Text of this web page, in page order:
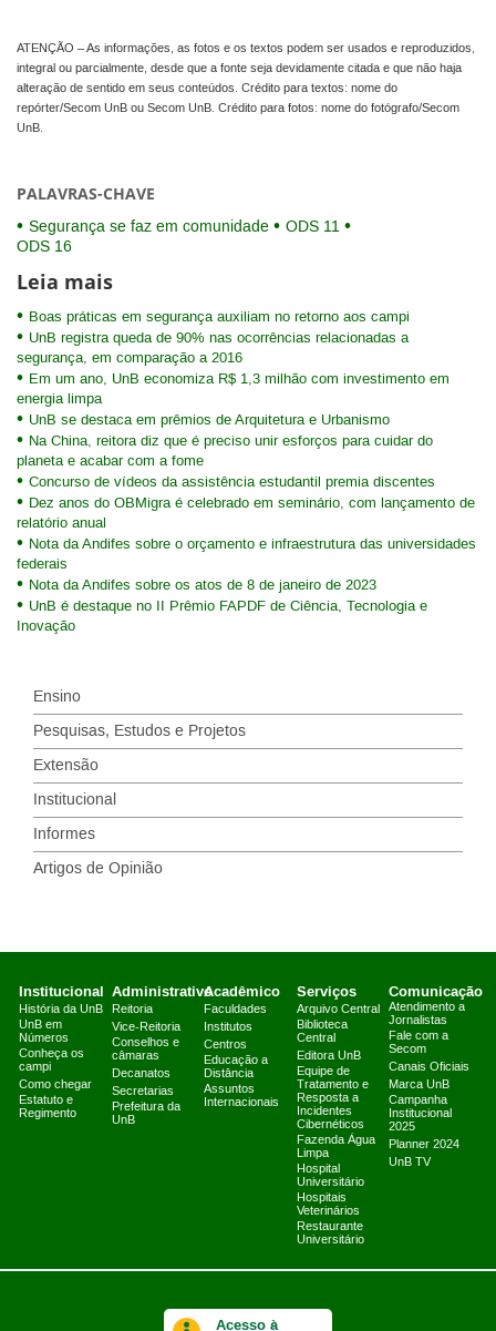
ATENÇÃO – As informações, as fotos e os textos podem ser usados e reproduzidos,
integral ou parcialmente, desde que a fonte seja devidamente citada e que não haja
alteração de sentido em seus conteúdos. Crédito para textos: nome do
repórter/Secom UnB ou Secom UnB. Crédito para fotos: nome do fotógrafo/Secom
UnB.
PALAVRAS-CHAVE
Segurança se faz em comunidade
ODS 11
ODS 16
Leia mais
Boas práticas em segurança auxiliam no retorno aos campi
UnB registra queda de 90% nas ocorrências relacionadas a
segurança, em comparação a 2016
Em um ano, UnB economiza R$ 1,3 milhão com investimento em
energia limpa
UnB se destaca em prêmios de Arquitetura e Urbanismo
Na China, reitora diz que é preciso unir esforços para cuidar do
planeta e acabar com a fome
Concurso de vídeos da assistência estudantil premia discentes
Dez anos do OBMigra é celebrado em seminário, com lançamento de
relatório anual
Nota da Andifes sobre o orçamento e infraestrutura das universidades
federais
Nota da Andifes sobre os atos de 8 de janeiro de 2023
UnB é destaque no II Prêmio FAPDF de Ciência, Tecnologia e
Inovação
Ensino
Pesquisas, Estudos e Projetos
Extensão
Institucional
Informes
Artigos de Opinião
Institucional
História da UnB
UnB em
Números
Conheça os
campi
Como chegar
Estatuto e
Regimento
Administrativo
Reitoria
Vice-Reitoria
Conselhos e
câmaras
Decanatos
Secretarias
Prefeitura da
UnB
Acadêmico
Faculdades
Institutos
Centros
Educação a
Distância
Assuntos
Internacionais
Serviços
Arquivo Central
Biblioteca
Central
Editora UnB
Equipe de
Tratamento e
Resposta a
Incidentes
Cibernéticos
Fazenda Água
Limpa
Hospital
Universitário
Hospitais
Veterinários
Restaurante
Universitário
Comunicação
Atendimento a
Jornalistas
Fale com a
Secom
Canais Oficiais
Marca UnB
Campanha
Institucional
2025
Planner 2024
UnB TV
Acesso à